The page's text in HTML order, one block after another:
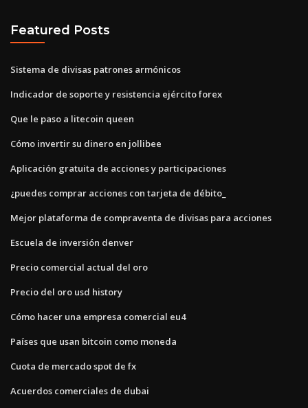
Featured Posts
Sistema de divisas patrones armónicos
Indicador de soporte y resistencia ejército forex
Que le paso a litecoin queen
Cómo invertir su dinero en jollibee
Aplicación gratuita de acciones y participaciones
¿puedes comprar acciones con tarjeta de débito_
Mejor plataforma de compraventa de divisas para acciones
Escuela de inversión denver
Precio comercial actual del oro
Precio del oro usd history
Cómo hacer una empresa comercial eu4
Países que usan bitcoin como moneda
Cuota de mercado spot de fx
Acuerdos comerciales de dubai